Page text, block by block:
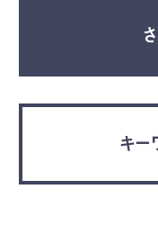
キー